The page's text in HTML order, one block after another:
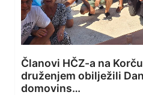
Članovi HČZ-a na
druženjem obilježili
domovins…